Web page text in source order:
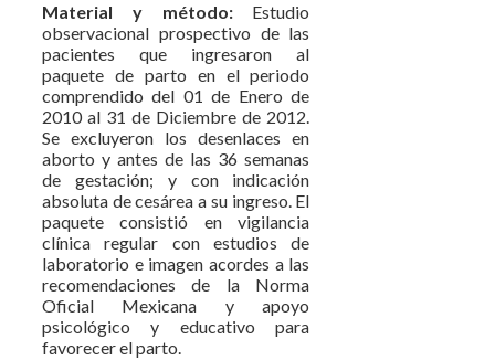
Material y método:Estudio
observacional prospectivo de las
pacientes que ingresaron al
paquete de parto en el periodo
comprendido del 01 de Enero de
2010 al 31 de Diciembre de 2012.
Se excluyeron los desenlaces en
aborto y antes de las 36 semanas
de gestación; y con indicación
absoluta de cesárea a su ingreso. El
paquete consistió en vigilancia
clínica regular con estudios de
laboratorio e imagen acordes a las
recomendaciones de la Norma
Oficial Mexicana y apoyo
psicológico y educativo para
favorecer el parto.